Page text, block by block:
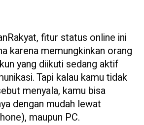
fitur status online ini
karena memungkinkan orang
yang diikuti sedang aktif
Tapi kalau kamu tidak
menyala, kamu bisa
dengan mudah lewat
maupun PC.